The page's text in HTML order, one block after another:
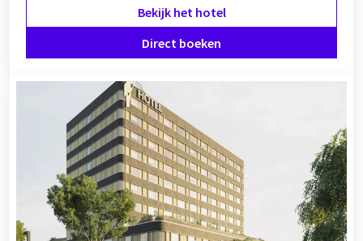
Bekijk het hotel
Direct boeken